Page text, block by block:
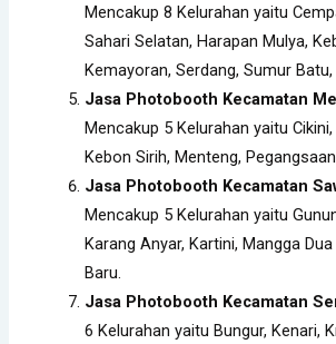
Mencakup 8 Kelurahan yaitu
Sahari Selatan, Harapan Mulya,
Kemayoran, Serdang, Sumur
Jasa Photobooth Kecamatan
Mencakup 5 Kelurahan yaitu
Kebon Sirih, Menteng,
Jasa Photobooth Kecamatan
Mencakup 5 Kelurahan yaitu
Karang Anyar, Kartini, Mangga
Baru.
Jasa Photobooth Kecamatan
6 Kelurahan yaitu Bungur, Kenari,